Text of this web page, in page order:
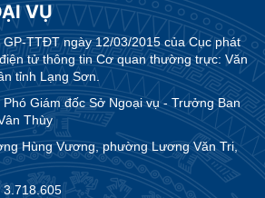
VỤ
GP-TTĐT ngày 12/03/2015 của Cục phát
tử thông tin Cơ quan thường trực: Văn
tỉnh Lạng Sơn.
Giám đốc Sở Ngoại vụ - Trưởng Ban
Thùy
Hùng Vương, phường Lương Văn Tri,
3.718.605